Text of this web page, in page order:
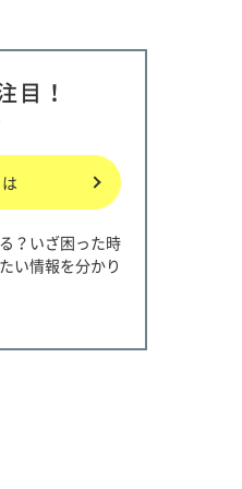
目！
？いざ困った時
い情報を分かり